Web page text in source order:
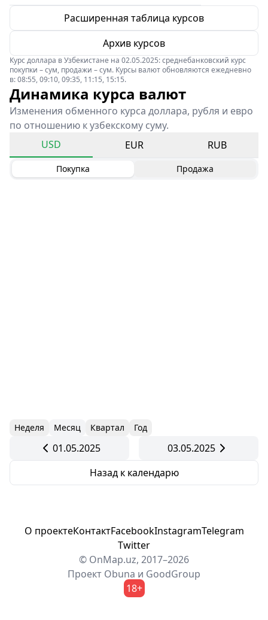
Расширенная таблица курсов
Архив курсов
Курс доллара в Узбекистане на 02.05.2025: среднебанковский курс
покупки – сум, продажи – сум. Курсы валют обновляются ежедневно
в: 08:55, 09:10, 09:35, 11:15, 15:15.
Динамика курса валют
Изменения обменного курса доллара, рубля и евро
по отношению к узбекскому суму.
USD
EUR RUB
Покупка Продажа
Неделя Месяц Квартал Год
01.05.2025
03.05.2025
Назад к календарю
О проектеКонтактFacebookInstagramTelegram
Twitter
© OnMap.uz, 2017–2026
Проект Obuna и GoodGroup
18+